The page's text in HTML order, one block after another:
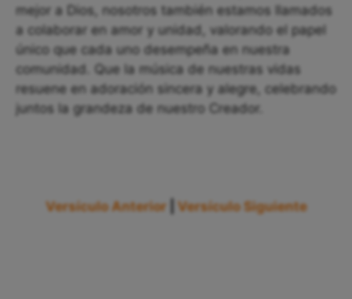
mejor a Dios, nosotros también estamos llamados
a colaborar en amor y unidad, valorando el papel
único que cada uno desempeña en nuestra
comunidad. Que la música de nuestras vidas
resuene en adoración sincera y alegre, celebrando
juntos la grandeza de nuestro Creador.
Versículo Anterior Versículo Siguiente